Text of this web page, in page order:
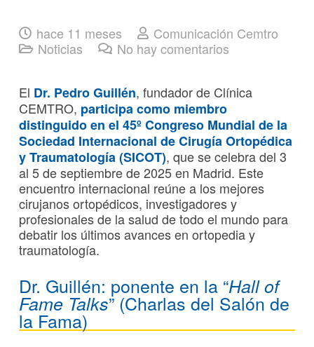
hace 11 meses
Comunicación Cemtro
Noticias
No hay comentarios
El Dr. Pedro Guillén, fundador de Clínica
CEMTRO, participa como miembro
distinguido en el 45º Congreso Mundial de la
Sociedad Internacional de Cirugía Ortopédica
y Traumatología(SICOT), que se celebra del 3
al 5 de septiembre de 2025 en Madrid. Este
encuentro internacional reúne a los mejores
cirujanos ortopédicos, investigadores y
profesionales de la salud de todo el mundo para
debatir los últimos avances en ortopedia y
traumatología.
Dr. Guillén: ponente en la “Hall of
Fame Talks” (Charlas del Salón de
la Fama)